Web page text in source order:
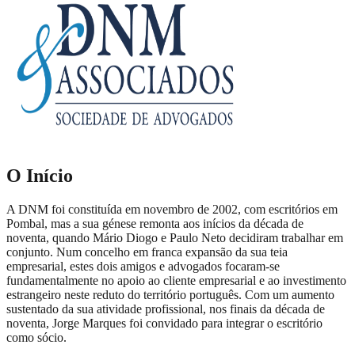
O Início
A DNM foi constituída em novembro de 2002, com escritórios em
Pombal, mas a sua génese remonta aos inícios da década de
noventa, quando Mário Diogo e Paulo Neto decidiram trabalhar em
conjunto. Num concelho em franca expansão da sua teia
empresarial, estes dois amigos e advogados focaram-se
fundamentalmente no apoio ao cliente empresarial e ao investimento
estrangeiro neste reduto do território português. Com um aumento
sustentado da sua atividade profissional, nos finais da década de
noventa, Jorge Marques foi convidado para integrar o escritório
como sócio.